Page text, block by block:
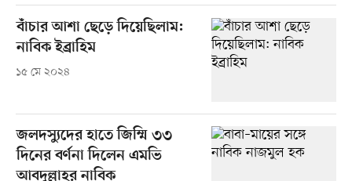
বাঁচার আশা ছেড়ে দিয়েছিলাম:
নাবিক ইব্রাহিম
১৫ মে ২০২৪
জলদস্যুদের হাতে জিম্মি ৩৩
দিনের বর্ণনা দিলেন এমভি
আবদুল্লাহর নাবিক